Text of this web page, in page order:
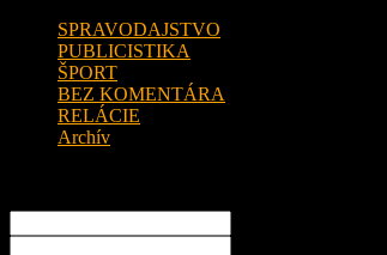
SPRAVODAJSTVO
PUBLICISTIKA
ŠPORT
BEZ KOMENTÁRA
RELÁCIE
Archív